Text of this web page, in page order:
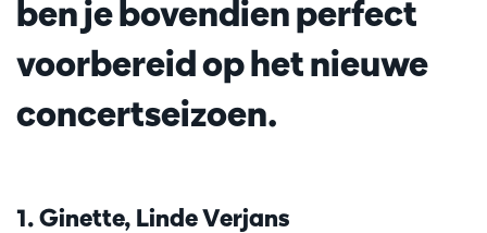
ben je bovendien perfect
voorbereid op het nieuwe
concertseizoen.
1. Ginette, Linde Verjans